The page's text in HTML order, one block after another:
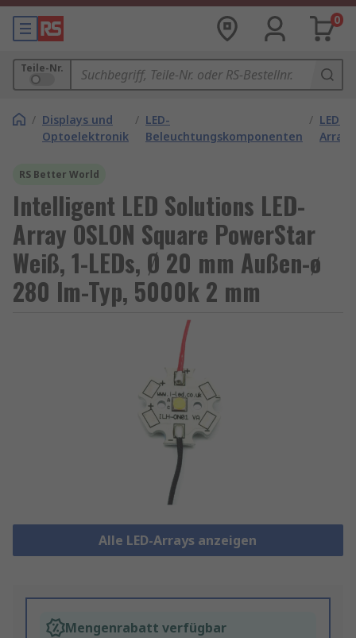
0
Teile-Nr.
/ Displays und
Optoelektronik
/ LED-
Beleuchtungskomponenten
/ LED-
Arrays
RS Better World
Intelligent LED Solutions LED-
Array OSLON Square PowerStar
Weiß, 1-LEDs, Ø 20 mm Außen-ø
280 lm-Typ, 5000k 2 mm
Alle LED-Arrays anzeigen
Mengenrabatt verfügbar